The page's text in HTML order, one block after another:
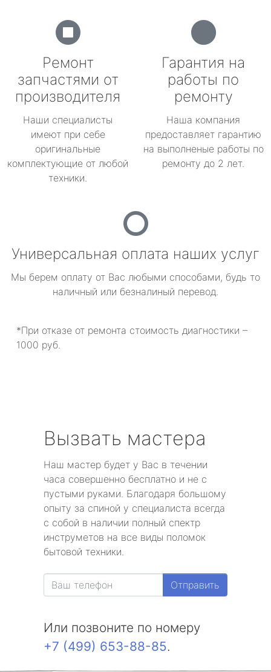
Ремонт
запчастями от
производителя
Наши специалисты
имеют при себе
оригинальные
комплектующие от любой
техники.
Гарантия на
работы по
ремонту
Наша компания
предоставляет гарантию
на выполненые работы по
ремонту до 2 лет.
Универсальная оплата наших услуг
Мы берем оплату от Вас любыми способами, будь то
наличный или безналиный перевод.
*При отказе от ремонта стоимость диагностики –
1000 руб.
Вызвать мастера
Наш мастер будет у Вас в течении
часа совершенно бесплатно и не с
пустыми руками. Благодаря большому
опыту за спиной у специалиста всегда
с собой в наличии полный спектр
инструметов на все виды поломок
бытовой техники.
Отправить
Или позвоните по номеру
+7 (499) 653-88-85.